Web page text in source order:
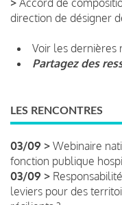
direction de désigner
Voir les dernières
Partagez des
LES RENCONTRES
03/09 > Webinaire
fonction publique
03/09 >
leviers pour des